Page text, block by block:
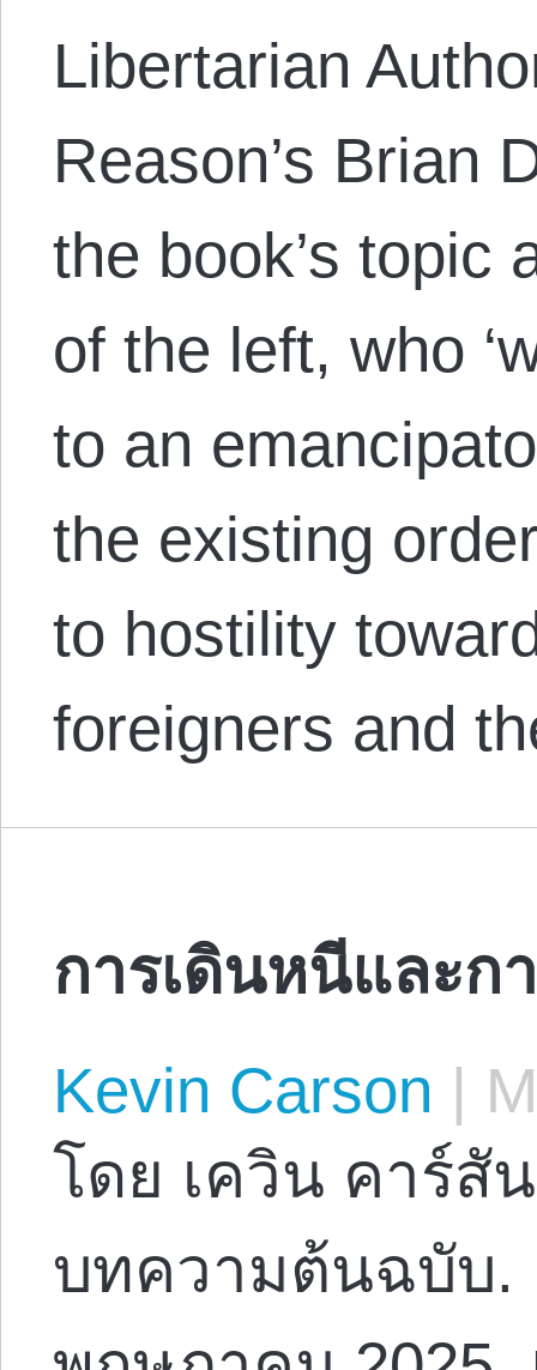
Libertarian
Reason’s Brian
the book’s topic
of the left, who
to an
the existing
to hostility
foreigners and
การเดินหนีและก
Kevin Carson |
โดย เควิน คาร์สั
บทความต้นฉบับ.